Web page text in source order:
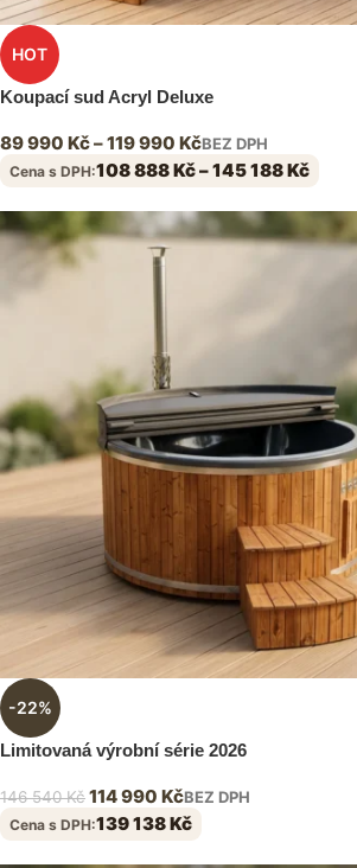
HOT
Koupací sud Acryl Deluxe
89 990 Kč–119 990 KčBEZ DPH
Cena s DPH:108 888Kč–145 188Kč
-22%
Limitovaná výrobní série 2026
146 540Kč114 990 KčBEZ DPH
Cena s DPH:139 138Kč